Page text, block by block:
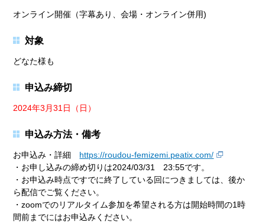
オンライン開催（字幕あり、会場・オンライン併用)
対象
どなた様も
申込み締切
2024年3月31日（日）
申込み方法・備考
お申込み・詳細 https://roudou-femizemi.peatix.com/
・お申し込みの締め切りは2024/03/31 23:55です。
・お申込み時点ですでに終了している回につきましては、後か
ら配信でご覧ください。
・zoomでのリアルタイム参加を希望される方は開始時間の1時
間前までにはお申込みください。